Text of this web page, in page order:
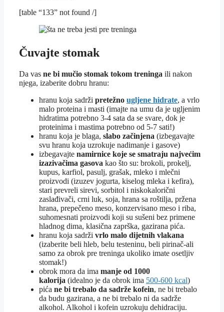
[table “133” not found /]
Čuvajte stomak
Da vas ne bi mučio stomak tokom treninga ili nakon
njega, izaberite dobru hranu:
hranu koja sadrži pretežno ugljene hidrate, a vrlo
malo proteina i masti (imajte na umu da je ugljenim
hidratima potrebno 3-4 sata da se svare, dok je
proteinima i mastima potrebno od 5-7 sati!)
hranu koja je blaga, slabo začinjena (izbegavajte
svu hranu koja uzrokuje nadimanje i gasove)
izbegavajte namirnice koje se smatraju najvećim
izazivačima gasova kao što su: brokoli, prokelj,
kupus, karfiol, pasulj, grašak, mleko i mlečni
proizvodi (izuzev jogurta, kiselog mleka i kefira),
stari prevreli sirevi, sorbitol i niskokalorični
zaslađivači, crni luk, soja, hrana sa roštilja, pržena
hrana, prepečeno meso, konzervisano meso i riba,
suhomesnati proizvodi koji su sušeni bez primene
hladnog dima, klasična zaprška, gazirana pića.
hranu koja sadrži vrlo malo dijetnih vlakana
(izaberite beli hleb, belu testeninu, beli pirinač-ali
samo za obrok pre treninga ukoliko imate osetljiv
stomak!)
obrok mora da ima manje od 1000
kalorija (idealno je da obrok ima 500-600 kcal)
pića ne bi trebalo da sadrže kofein, ne bi trebalo
da budu gazirana, a ne bi trebalo ni da sadrže
alkohol. Alkohol i kofein uzrokuju dehidraciju.